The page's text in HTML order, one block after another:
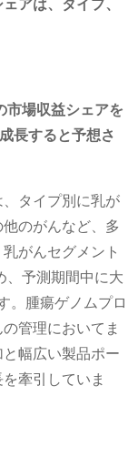
アは、タイプ、
市場収益シェアを
長すると予想さ
タイプ別に乳が
のがんなど、多
がんセグメント
、予測期間中に大
。腫瘍ゲノムプロ
管理においてま
幅広い製品ポー
牽引していま